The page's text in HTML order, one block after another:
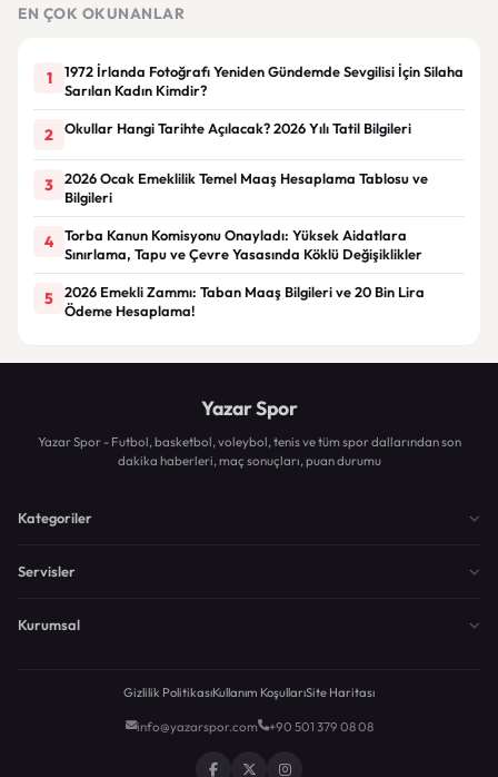
EN ÇOK OKUNANLAR
1
1972 İrlanda Fotoğrafı Yeniden Gündemde Sevgilisi İçin Silaha
Sarılan Kadın Kimdir?
2 Okullar Hangi Tarihte Açılacak? 2026 Yılı Tatil Bilgileri
3
2026 Ocak Emeklilik Temel Maaş Hesaplama Tablosu ve
Bilgileri
4
Torba Kanun Komisyonu Onayladı: Yüksek Aidatlara
Sınırlama, Tapu ve Çevre Yasasında Köklü Değişiklikler
5
2026 Emekli Zammı: Taban Maaş Bilgileri ve 20 Bin Lira
Ödeme Hesaplama!
Yazar Spor
Yazar Spor - Futbol, basketbol, voleybol, tenis ve tüm spor dallarından son
dakika haberleri, maç sonuçları, puan durumu
Kategoriler
Servisler
Kurumsal
Gizlilik PolitikasıKullanım KoşullarıSite Haritası
info@yazarspor.com +90 501 379 08 08